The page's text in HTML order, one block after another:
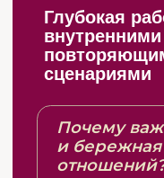
ПКР
— это графический
связывает ваше
реальностью. Это
команда, которая
Как мы будем
окружение и
реальности?